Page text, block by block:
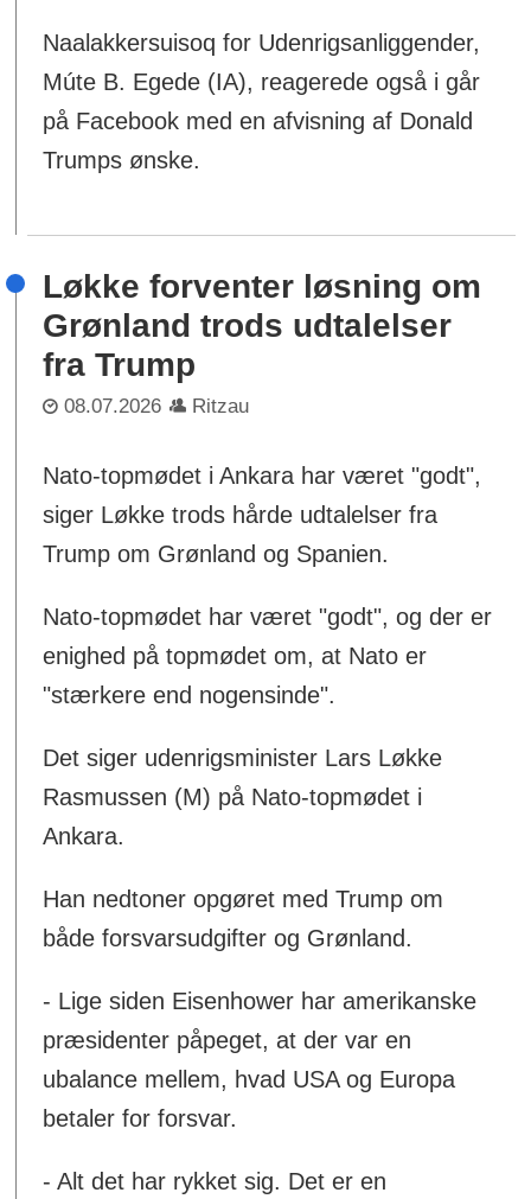
Naalakkersuisoq for Udenrigsanliggender,
Múte B. Egede (IA), reagerede også i går
på Facebook med en afvisning af Donald
Trumps ønske.
Løkke forventer løsning om
Grønland trods udtalelser
fra Trump
08.07.2026 Ritzau
Nato-topmødet i Ankara har været "godt",
siger Løkke trods hårde udtalelser fra
Trump om Grønland og Spanien.
Nato-topmødet har været "godt", og der er
enighed på topmødet om, at Nato er
"stærkere end nogensinde".
Det siger udenrigsminister Lars Løkke
Rasmussen (M) på Nato-topmødet i
Ankara.
Han nedtoner opgøret med Trump om
både forsvarsudgifter og Grønland.
- Lige siden Eisenhower har amerikanske
præsidenter påpeget, at der var en
ubalance mellem, hvad USA og Europa
betaler for forsvar.
- Alt det har rykket sig. Det er en